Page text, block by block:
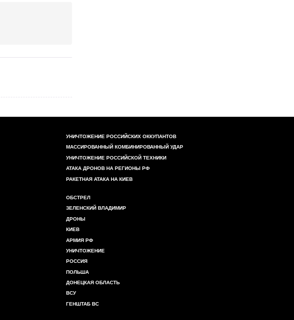
УНИЧТОЖЕНИЕ РОССИЙСКИХ ОККУПАНТОВ
МАССИРОВАННЫЙ КОМБИНИРОВАННЫЙ УДАР
УНИЧТОЖЕНИЕ РОССИЙСКОЙ ТЕХНИКИ
АТАКА ДРОНОВ НА РЕГИОНЫ РФ
РАКЕТНАЯ АТАКА НА КИЕВ
ОБСТРЕЛ
ЗЕЛЕНСКИЙ ВЛАДИМИР
ДРОНЫ
КИЕВ
АРМИЯ РФ
УНИЧТОЖЕНИЕ
РОССИЯ
ПОЛЬША
ДОНЕЦКАЯ ОБЛАСТЬ
ВСУ
ГЕНШТАБ ВС